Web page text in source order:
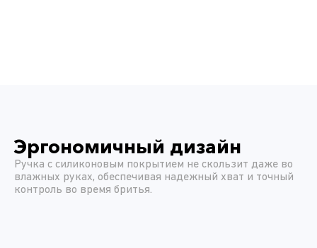
Эргономичный дизайн
Ручка с силиконовым покрытием не скользит даже во
влажных руках, обеспечивая надежный хват и точный
контроль во время бритья.